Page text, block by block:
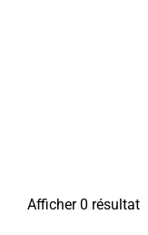
Afficher 0 résultat